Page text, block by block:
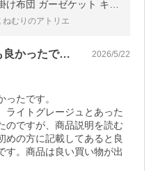
け布団 ガーゼケット キル
ねむりのアトリエ
厚さが丁度良く、肌触りも良かったです。… 2026/5/22
たです。
ライトグレージュとあった
のですが、商品説明を読む
めの方に記載してあると良
す。商品は良い買い物が出